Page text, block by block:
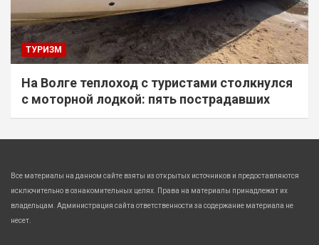
ТУРИЗМ
На Волге теплоход с туристами столкнулся
с моторной лодкой: пять пострадавших
Все материалы на данном сайте взяты из открытых источников и предоставляются
исключительно в ознакомительных целях. Права на материалы принадлежат их
владельцам. Администрация сайта ответственности за содержание материала не
несет.